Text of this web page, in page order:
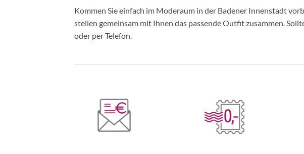
Kommen Sie einfach im Moderaum in der Badener Innenstadt
stellen gemeinsam mit Ihnen das passende Outfit zusammen.
oder per Telefon.